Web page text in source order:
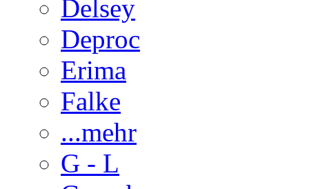
Delsey
Deproc
Erima
Falke
...mehr
G - L